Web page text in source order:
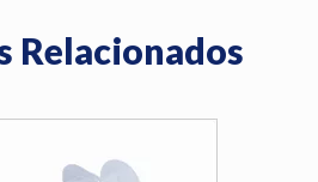
Relacionados